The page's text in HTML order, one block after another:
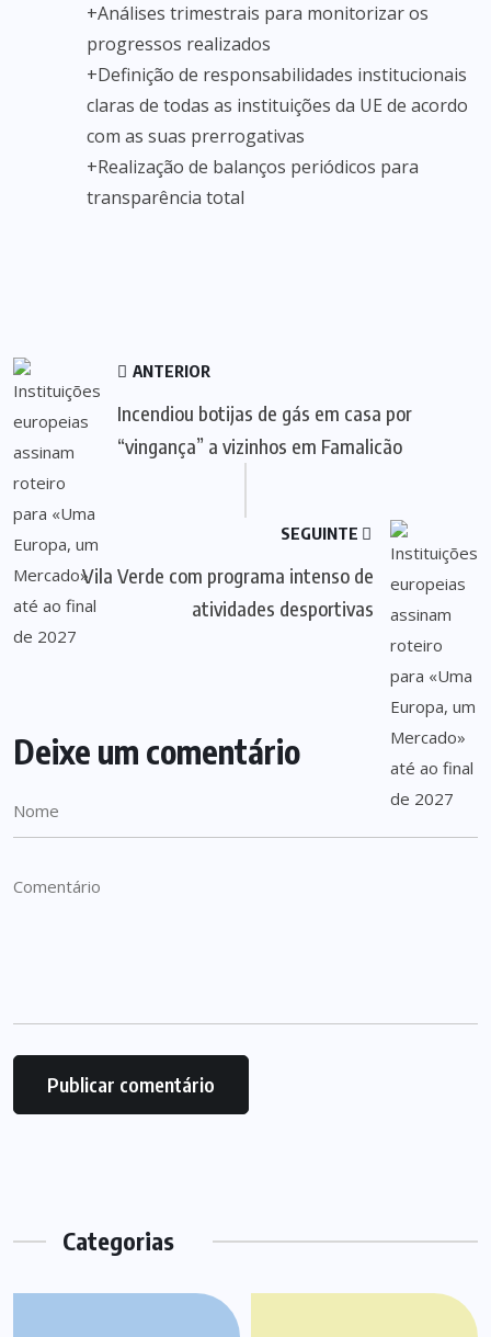
+Análises trimestrais para monitorizar os
progressos realizados
+Definição de responsabilidades institucionais
claras de todas as instituições da UE de acordo
com as suas prerrogativas
+Realização de balanços periódicos para
transparência total
ANTERIOR
Incendiou botijas de gás em casa por
“vingança” a vizinhos em Famalicão
SEGUINTE
Vila Verde com programa intenso de
atividades desportivas
Deixe um comentário
Categorias